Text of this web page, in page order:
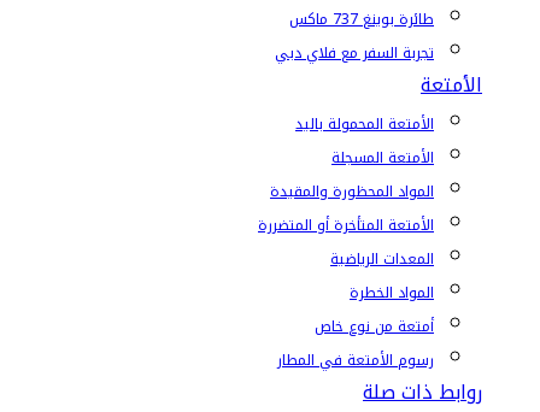
طائرة بوينغ 737 ماكس
تجربة السفر مع فلاي دبي
الأمتعة
الأمتعة المحمولة باليد
الأمتعة المسجلة
المواد المحظورة والمقيدة
الأمتعة المتأخرة أو المتضررة
المعدات الرياضية
المواد الخطرة
أمتعة من نوع خاص
رسوم الأمتعة في المطار
روابط ذات صلة